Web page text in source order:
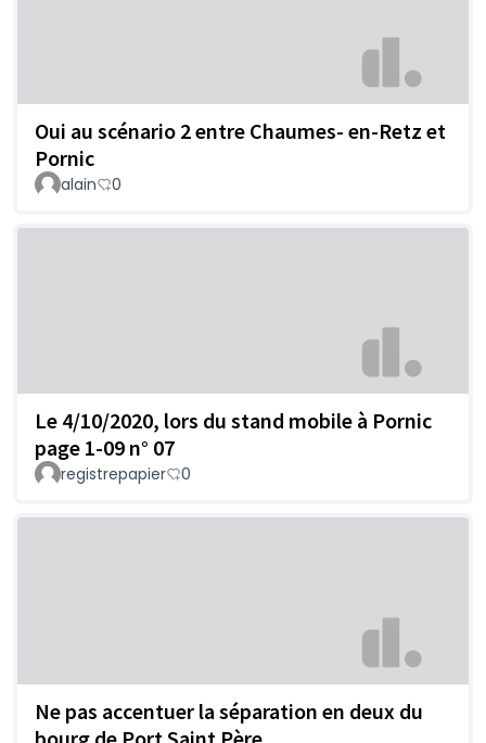
Oui au scénario 2 entre Chaumes- en-Retz et
Pornic
alain 0
Le 4/10/2020, lors du stand mobile à Pornic
page 1-09 n° 07
registrepapier 0
Ne pas accentuer la séparation en deux du